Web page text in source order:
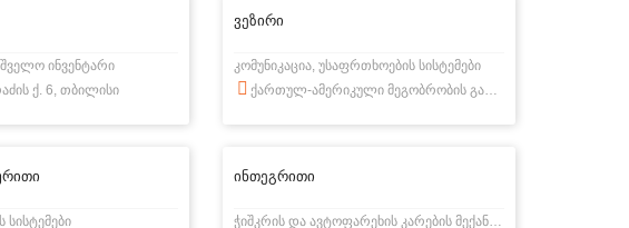
ინვენტარი
ქ. 6, თბილისი
ვეზირი
კომუნიკაცია, უსაფრთხოების სისტემები
ქართულ-ამერიკული მეგობრობის გამზ. 31, თბილისი
ინთეგრითი
ჭიშკრის და ავტოფარეხის კარების მექანიზმების მონტაჟ